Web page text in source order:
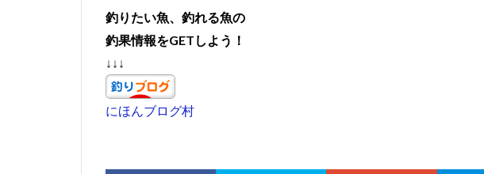
釣りたい魚、釣れる魚の
釣果情報をGETしよう！
↓↓↓
にほんブログ村